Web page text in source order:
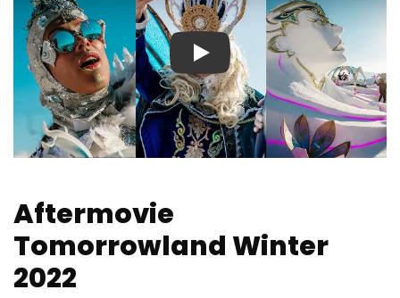
Play
Aftermovie
Tomorrowland Winter
2022